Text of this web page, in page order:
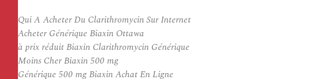
Qui A Acheter Du Clarithromycin Sur Internet
Acheter Générique Biaxin Ottawa
à prix réduit Biaxin Clarithromycin Générique
Moins Cher Biaxin 500 mg
Générique 500 mg Biaxin Achat En Ligne